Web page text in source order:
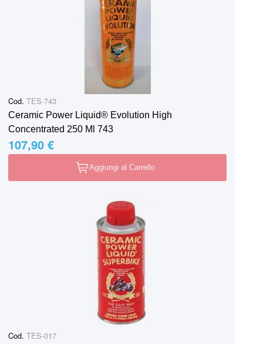
Cod. TES-743
Ceramic Power Liquid® Evolution High
Concentrated 250 Ml 743
107,90 €
Aggiungi al Carrello
Cod. TES-017